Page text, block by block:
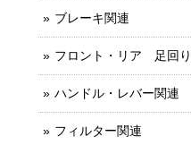
ブレーキ関連
フロント・リア 足回り
ハンドル・レバー関連
フィルター関連